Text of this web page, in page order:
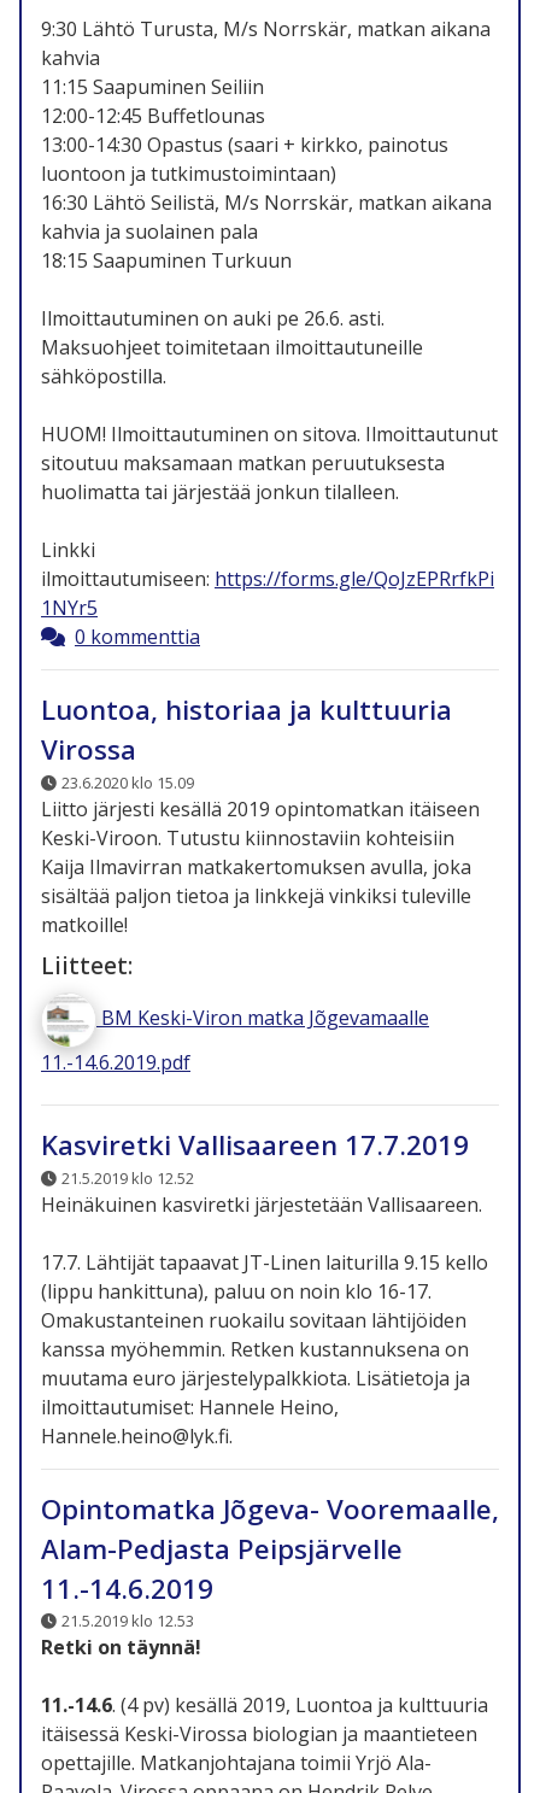
9:30 Lähtö Turusta, M/s Norrskär, matkan aikana
kahvia
11:15 Saapuminen Seiliin
12:00-12:45 Buffetlounas
13:00-14:30 Opastus (saari + kirkko, painotus
luontoon ja tutkimustoimintaan)
16:30 Lähtö Seilistä, M/s Norrskär, matkan aikana
kahvia ja suolainen pala
18:15 Saapuminen Turkuun
Ilmoittautuminen on auki pe 26.6. asti.
Maksuohjeet toimitetaan ilmoittautuneille
sähköpostilla.
HUOM! Ilmoittautuminen on sitova. Ilmoittautunut
sitoutuu maksamaan matkan peruutuksesta
huolimatta tai järjestää jonkun tilalleen.
Linkki
ilmoittautumiseen: https://forms.gle/QoJzEPRrfkPi
1NYr5
0 kommenttia
Luontoa, historiaa ja kulttuuria
Virossa
23.6.2020 klo 15.09
Liitto järjesti kesällä 2019 opintomatkan itäiseen
Keski-Viroon. Tutustu kiinnostaviin kohteisiin
Kaija Ilmavirran matkakertomuksen avulla, joka
sisältää paljon tietoa ja linkkejä vinkiksi tuleville
matkoille!
Liitteet:
BM Keski-Viron matka Jõgevamaalle
11.-14.6.2019.pdf
Kasviretki Vallisaareen 17.7.2019
21.5.2019 klo 12.52
Heinäkuinen kasviretki järjestetään Vallisaareen.
17.7. Lähtijät tapaavat JT-Linen laiturilla 9.15 kello
(lippu hankittuna), paluu on noin klo 16-17.
Omakustanteinen ruokailu sovitaan lähtijöiden
kanssa myöhemmin. Retken kustannuksena on
muutama euro järjestelypalkkiota. Lisätietoja ja
ilmoittautumiset: Hannele Heino,
Hannele.heino@lyk.fi.
Opintomatka Jõgeva- Vooremaalle,
Alam-Pedjasta Peipsjärvelle
11.-14.6.2019
21.5.2019 klo 12.53
Retki on täynnä!
11.-14.6. (4 pv) kesällä 2019, Luontoa ja kulttuuria
itäisessä Keski-Virossa biologian ja maantieteen
opettajille. Matkanjohtajana toimii Yrjö Ala-